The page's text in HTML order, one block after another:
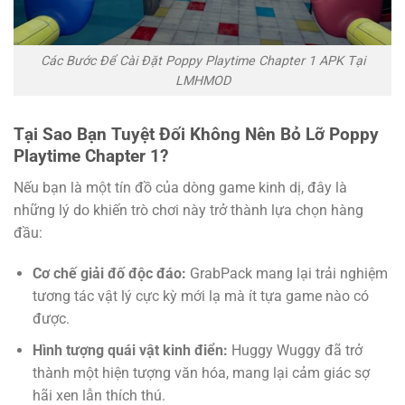
Các Bước Để Cài Đặt Poppy Playtime Chapter 1 APK Tại
LMHMOD
Tại Sao Bạn Tuyệt Đối Không Nên Bỏ Lỡ Poppy
Playtime Chapter 1?
Nếu bạn là một tín đồ của dòng game kinh dị, đây là
những lý do khiến trò chơi này trở thành lựa chọn hàng
đầu:
Cơ chế giải đố độc đáo: GrabPack mang lại trải nghiệm
tương tác vật lý cực kỳ mới lạ mà ít tựa game nào có
được.
Hình tượng quái vật kinh điển: Huggy Wuggy đã trở
thành một hiện tượng văn hóa, mang lại cảm giác sợ
hãi xen lẫn thích thú.